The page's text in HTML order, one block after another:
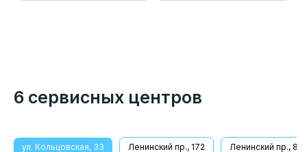
6 сервисных центров
ул. Кольцовская, 33 Ленинский пр., 172 Ленинский пр., 8/1